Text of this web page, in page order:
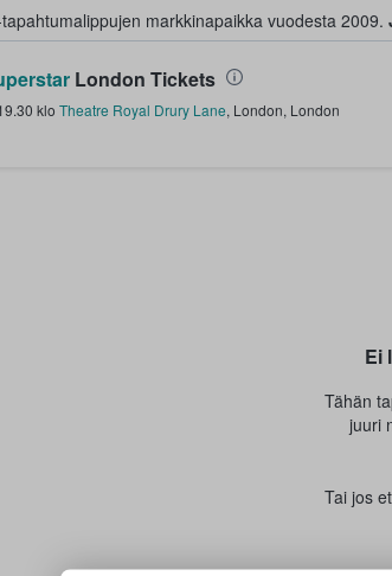
markkinapaikka vuodesta 2009.
fanit ostavat ja myyvät lippuja
London Tickets
klo Theatre Royal Drury Lane, London, London
Ei
Tähän
juuri
Tai jos